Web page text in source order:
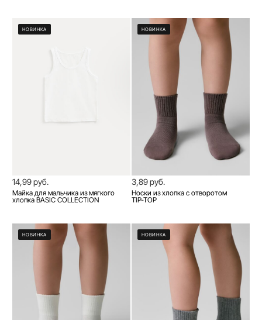
НОВИНКА
14,99 руб.
Майка для мальчика из мягкого
хлопка BASIC COLLECTION
НОВИНКА
3,89 руб.
Носки из хлопка с отворотом
TIP-TOP
НОВИНКА НОВИНКА